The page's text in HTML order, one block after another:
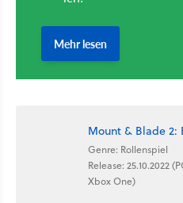
Mount & Blade 2:
Genre: Rollenspiel
Release: 25.10.2022
Xbox One)